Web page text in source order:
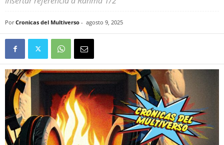
Por Cronicas del Multiverso - agosto 9, 2025